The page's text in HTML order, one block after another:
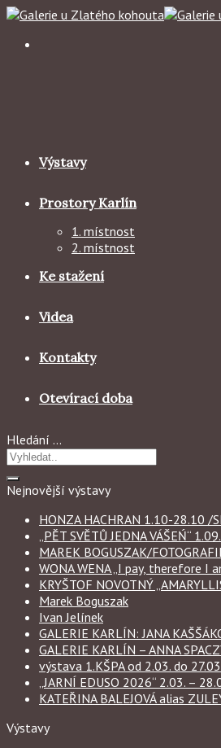
Skip
content
Výstavy
Prostory Karlín
1. místnost
2. místnost
Ke stažení
Videa
Kontakty
Otevírací doba
Hledání …
Nejnovější výstavy
HONZA HACHRAN 1.10-28.10 /
„PĚT SVĚTŮ JEDNA VÁŠEŃ“
MAREK BOGUSZAK/
WONA WENA „I pay, therefore I
KRYŠTOF NOVOTNÝ
Marek Boguszak
Ivan Jelínek
GALERIE KARLÍN: JANA
GALERIE KARLÍN – ANNA
výstava 1.KŠPA od 2.03. do
„JARNÍ EDUSO 2026“ 2.03. –
KATEŘINA BALEJOVÁ alias
Výstavy